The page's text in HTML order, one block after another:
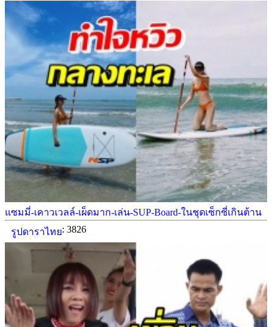
แซมมี่-เคาวเวลล์-เผ็ดมาก-เล่น-SUP-Board-ในชุดเซ็กซี่เกินต้าน
รูปดาราไทย: 3826